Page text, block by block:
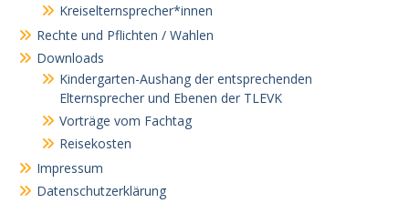
Kreiselternsprecher*innen
Rechte und Pflichten / Wahlen
Downloads
Kindergarten-Aushang der entsprechenden
Elternsprecher und Ebenen der TLEVK
Vorträge vom Fachtag
Reisekosten
Impressum
Datenschutzerklärung